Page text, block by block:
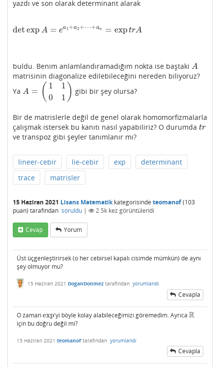
yazdı ve son olarak determinant alarak
detexp A = ea 1 +a2+⋯+an = exp trA
detexp A= ea1+a2+⋯+an =exptrA
buldu. Benim anlamlandıramadığım nokta ise baştaki A
A
matrisinin diagonalize edilebileceğini nereden biliyoruz?
Ya A = ( 1
0
1
1 )
A= (11 0 gibi bir şey olursa?
Bir de matrislerle değil de genel olarak homomorfizmalarla
çalışmak istersek bu kanıtı nasıl yapabiliriz? O durumda tr
tr
ve transpoz gibi şeyler tanımlanır mı?
lineer-cebir lie-cebir exp
determinant
trace
matrisler
15 Haziran 2021 Lisans Matematikkategorisinde teomanof(103
puan) tarafından soruldu | 2.5k kez görüntülendi
Cevap Yorum
Üst üçgenleştirirsek (o her cebirsel kapalı cisimde mümkün) de aynı
şey olmuyor mu?
15 Haziran 2021 DoganDonmez tarafından yorumlandı
Cevapla
O zamanexp
exp 'yi böyle kolay alabileceğimizi göremedim. AyrıcaR
R
için bu doğru değil mi?
15 Haziran 2021 teomanof tarafından yorumlandı
Cevapla